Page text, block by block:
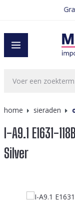
home sieraden
I-A9.1 E1631-
Silver
Afbeeldingengalerij